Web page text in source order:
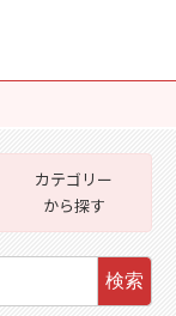
カテゴリー
から探す
検索